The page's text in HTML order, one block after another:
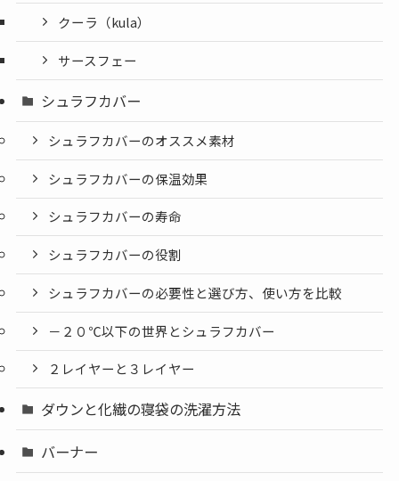
クーラ（kula）
サースフェー
シュラフカバー
シュラフカバーのオススメ素材
シュラフカバーの保温効果
シュラフカバーの寿命
シュラフカバーの役割
シュラフカバーの必要性と選び方、使い方を比較
－２０℃以下の世界とシュラフカバー
２レイヤーと３レイヤー
ダウンと化繊の寝袋の洗濯方法
バーナー